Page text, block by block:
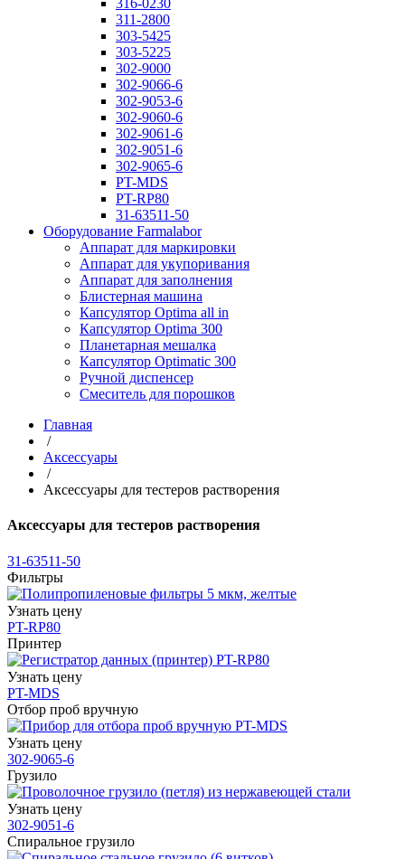
316-0230
311-2800
303-5425
303-5225
302-9000
302-9066-6
302-9053-6
302-9060-6
302-9061-6
302-9051-6
302-9065-6
PT-MDS
PT-RP80
31-63511-50
Оборудование Farmalabor
Аппарат для маркировки
Аппарат для укупоривания
Аппарат для заполнения
Блистерная машина
Капсулятор Optima all in
Капсулятор Optima 300
Планетарная мешалка
Капсулятор Optimatic 300
Ручной диспенсер
Смеситель для порошков
Главная
/
Аксессуары
/
Аксессуары для тестеров растворения
Аксессуары для тестеров растворения
31-63511-50
Фильтры
Узнать цену
PT-RP80
Принтер
Узнать цену
PT-MDS
Отбор проб вручную
Узнать цену
302-9065-6
Грузило
Узнать цену
302-9051-6
Спиральное грузило